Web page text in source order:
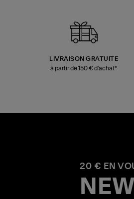
LIVRAISON GRATUITE
à partir de 150 € d'achat*
20 € EN